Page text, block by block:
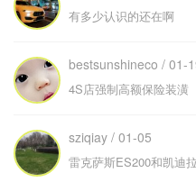
有多少认识的还在啊
bestsunshineco / 01-
4S店强制高额保险装潢
sziqiay / 01-05
雷克萨斯ES200和凯迪